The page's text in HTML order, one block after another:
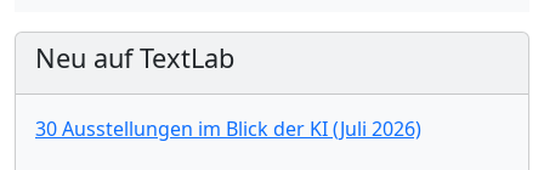
Neu auf TextLab
30 Ausstellungen im Blick der KI (Juli 2026)